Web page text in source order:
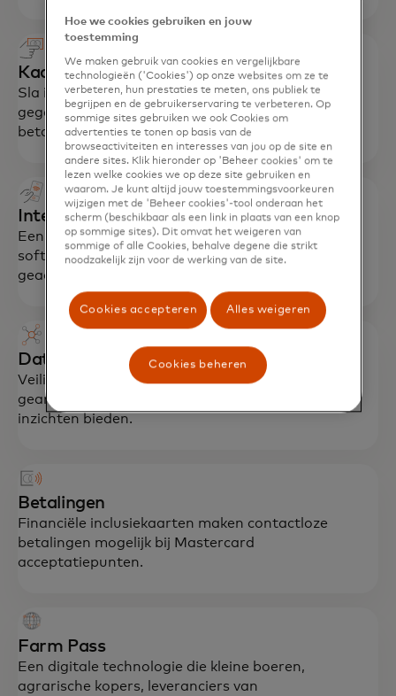
Kaart
Sla inloggegevens voor meerdere producten en
gegevens op een kaart op met een Mastercard
betaaloptie.
Interactiepuntapparaat (POI)
Een slim apparaat met eigen Community Pass-
software waarmee betalingen kunnen worden
geaccepteerd.
Datadienst
Veilig gegevensbeheer met geaggregeerde en
geanonimiseerde gegevensanalyses die cruciale
inzichten bieden.
Betalingen
Financiële inclusiekaarten maken contactloze
betalingen mogelijk bij Mastercard
acceptatiepunten.
Farm Pass
Een digitale technologie die kleine boeren,
agrarische kopers, leveranciers van
Hoe we cookies gebruiken en jouw
toestemming
We maken gebruik van cookies en vergelijkbare
technologieën ('Cookies') op onze websites om ze te
verbeteren, hun prestaties te meten, ons publiek te
begrijpen en de gebruikerservaring te verbeteren. Op
sommige sites gebruiken we ook Cookies om
advertenties te tonen op basis van de
browseactiviteiten en interesses van jou op de site en
andere sites. Klik hieronder op 'Beheer cookies' om te
lezen welke cookies we op deze site gebruiken en
waarom. Je kunt altijd jouw toestemmingsvoorkeuren
wijzigen met de 'Beheer cookies'-tool onderaan het
scherm (beschikbaar als een link in plaats van een knop
op sommige sites). Dit omvat het weigeren van
sommige of alle Cookies, behalve degene die strikt
noodzakelijk zijn voor de werking van de site.
Cookies accepteren Alles weigeren
Cookies beheren